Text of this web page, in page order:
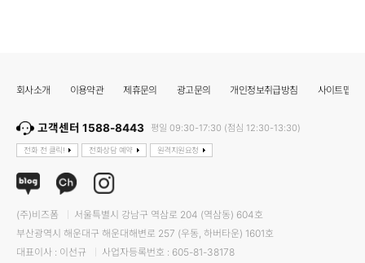
회사소개 이용약관 제휴문의 광고문의 개인정보취급방침 사이트맵
고객센터 1588-8443 평일 09:30-17:30 (점심 12:30-13:30)
전화 전 클릭! 전화상담 예약 원격지원요청
(주)비즈폼
서울특별시 강남구 역삼로 204 (역삼동) 604호
부산광역시 해운대구 해운대해변로 257 (우동, 하버타운) 1601호
대표이사 : 이선규
사업자등록번호 : 605-81-38178